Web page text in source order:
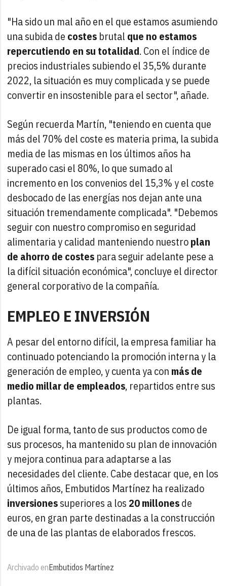
"Ha sido un mal año en el que estamos asumiendo
una subida de costes brutal que no estamos
repercutiendo en su totalidad. Con el índice de
precios industriales subiendo el 35,5% durante
2022, la situación es muy complicada y se puede
convertir en insostenible para el sector", añade.
Según recuerda Martín, "teniendo en cuenta que
más del 70% del coste es materia prima, la subida
media de las mismas en los últimos años ha
superado casi el 80%, lo que sumado al
incremento en los convenios del 15,3% y el coste
desbocado de las energías nos dejan ante una
situación tremendamente complicada". "Debemos
seguir con nuestro compromiso en seguridad
alimentaria y calidad manteniendo nuestroplan
de ahorro de costes para seguir adelante pese a
la difícil situación económica", concluye el director
general corporativo de la compañía.
EMPLEO E INVERSIÓN
A pesar del entorno difícil, la empresa familiar ha
continuado potenciando la promoción interna y la
generación de empleo, y cuenta ya con más de
medio millar de empleados, repartidos entre sus
plantas.
De igual forma, tanto de sus productos como de
sus procesos, ha mantenido su plan de innovación
y mejora continua para adaptarse a las
necesidades del cliente. Cabe destacar que, en los
últimos años, Embutidos Martínez ha realizado
inversionessuperiores a los20 millonesde
euros, en gran parte destinadas a la construcción
de una de las plantas de elaborados frescos.
Archivado enEmbutidos Martínez